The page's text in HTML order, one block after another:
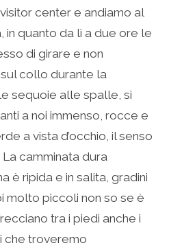
center e andiamo al
in quanto da lì a due ore le
di girare e non
collo durante la
sequoie alle spalle, si
a noi immenso, rocce e
a vista d’occhio, il senso
camminata dura
è ripida e in salita, gradini
molto piccoli non so se è
tra i piedi anche i
che troveremo